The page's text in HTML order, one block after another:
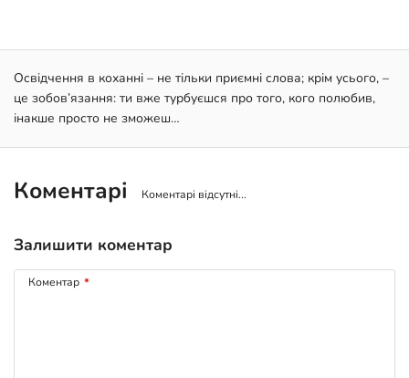
Освідчення в коханні – не тільки приємні слова; крім усього, –
це зобов’язання: ти вже турбуєшся про того, кого полюбив,
інакше просто не зможеш…
Коментарі Коментарі відсутні...
Залишити коментар
Коментар *